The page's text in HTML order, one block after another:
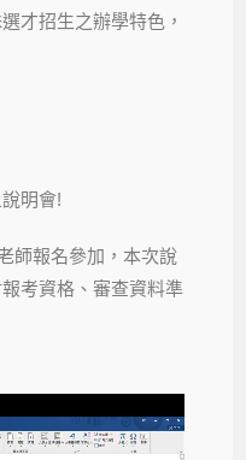
才招生之辦學特色，
明會!
師報名參加，本次說
考資格、審查資料準